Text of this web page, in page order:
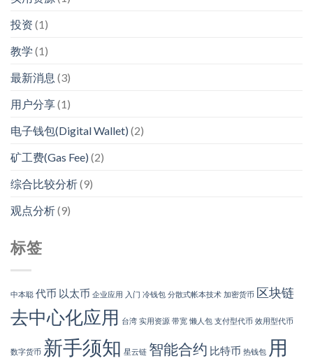
投资 (1)
教学 (1)
最新消息 (3)
用户分享(1)
电子钱包(Digital Wallet) (2)
矿工费(Gas Fee) (2)
综合比较分析(9)
观点分析(9)
标签
中本聪 代币 以太币 企业应用 入门 冷钱包 分散式帐本技术 加密货币 区块链
去中心化应用 台湾 实用资源 带宽 懒人包 支付型代币 效用型代币
数字货币 新手须知 星云链 智能合约 比特币 热钱包 用